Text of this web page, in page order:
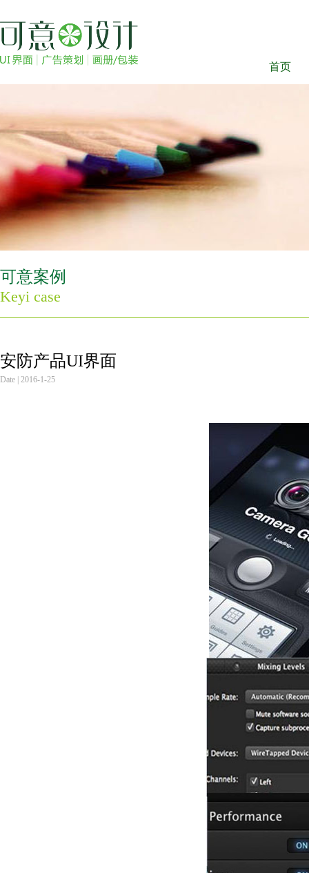
首页
可意案例
Keyi case
安防产品UI界面
Date | 2016-1-25